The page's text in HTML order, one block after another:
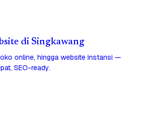
di Singkawang
online, hingga website instansi —
SEO-ready.